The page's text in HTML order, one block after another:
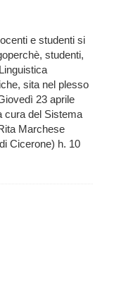
e studenti si
studenti,
sita nel plesso
23 aprile
cura del Sistema
Marchese
Cicerone) h. 10